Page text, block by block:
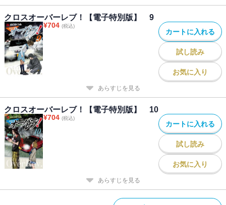
クロスオーバーレブ！【電子特別版】 9
¥704 (税込)
カートに入れる
試し読み
お気に入り
あらすじを見る
クロスオーバーレブ！【電子特別版】 10
¥704 (税込)
カートに入れる
試し読み
お気に入り
あらすじを見る